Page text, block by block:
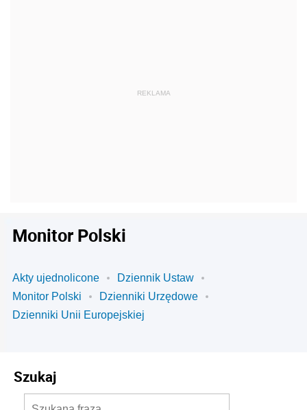
Monitor Polski
Akty ujednolicone
Dziennik Ustaw
Monitor Polski
Dzienniki Urzędowe
Dzienniki Unii Europejskiej
Szukaj